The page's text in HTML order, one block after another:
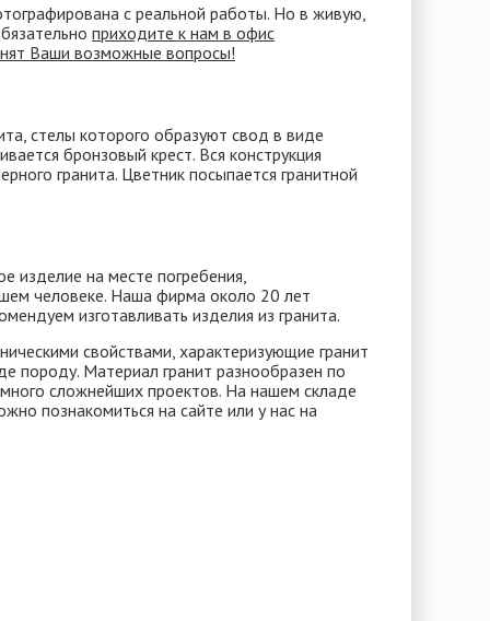
с реальной работы. Но в живую,
приходите к нам в офис
Ваши возможные вопросы!
стелы которого образуют свод в виде
бронзовый крест. Вся конструкция
гранита. Цветник посыпается гранитной
изделие на месте погребения,
человеке. Наша фирма около 20 лет
изготавливать изделия из гранита.
свойствами, характеризующие гранит
породу. Материал гранит разнообразен по
сложнейших проектов. На нашем складе
познакомиться на сайте или у нас на